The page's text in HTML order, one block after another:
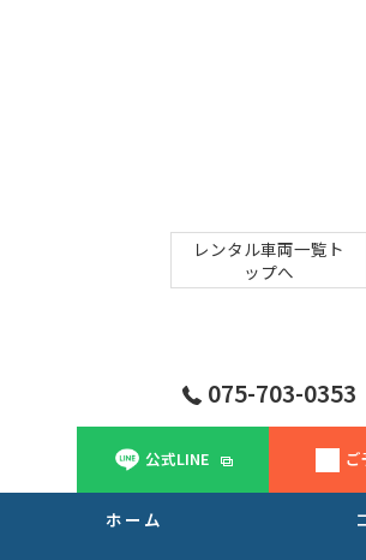
レンタル車両一覧ト
ップへ
075-703-0353
公式LINE ご
ホーム